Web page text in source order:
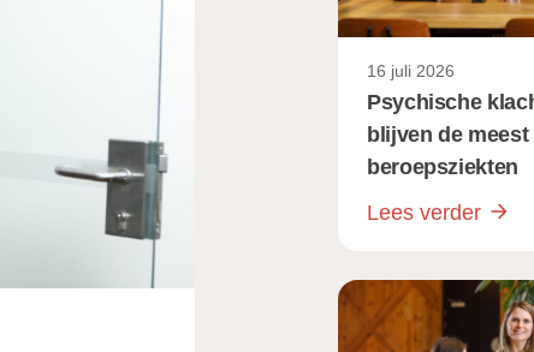
16 juli 2026
Psychische
blijven de
beroepsziekten
Lees verder